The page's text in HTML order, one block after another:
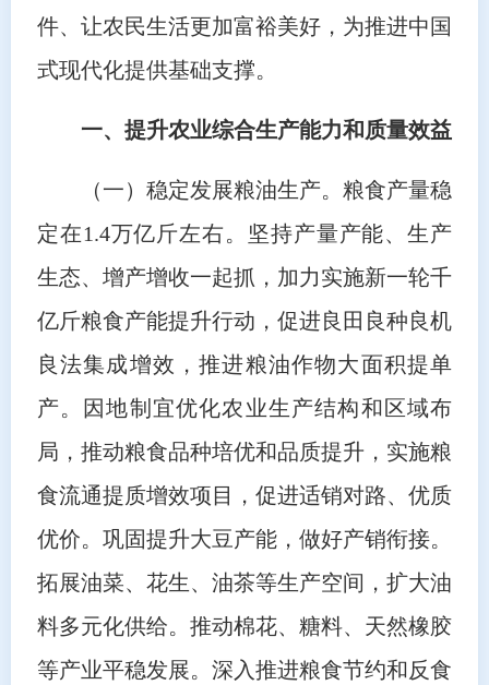
件、让农民生活更加富裕美好，为推进中国
式现代化提供基础支撑。
一、提升农业综合生产能力和质量效益
（一）稳定发展粮油生产。粮食产量稳
定在1.4万亿斤左右。坚持产量产能、生产
生态、增产增收一起抓，加力实施新一轮千
亿斤粮食产能提升行动，促进良田良种良机
良法集成增效，推进粮油作物大面积提单
产。因地制宜优化农业生产结构和区域布
局，推动粮食品种培优和品质提升，实施粮
食流通提质增效项目，促进适销对路、优质
优价。巩固提升大豆产能，做好产销衔接。
拓展油菜、花生、油茶等生产空间，扩大油
料多元化供给。推动棉花、糖料、天然橡胶
等产业平稳发展。深入推进粮食节约和反食